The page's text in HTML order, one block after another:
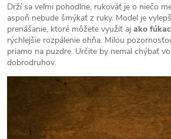
Drží sa veľmi pohodlne, rukoväť je o niečo
aspoň nebude šmýkať z ruky. Model je
prenášanie, ktoré môžete využiť aj ako
rýchlejšie rozpálenie ohňa. Milou
priamo na puzdre. Určite by nemal chýbať
dobrodruhov.